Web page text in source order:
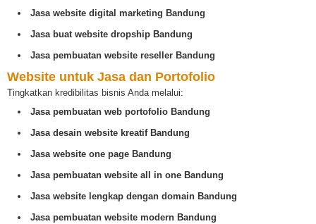
Jasa website digital marketing Bandung
Jasa buat website dropship Bandung
Jasa pembuatan website reseller Bandung
Website untuk Jasa dan Portofolio
Tingkatkan kredibilitas bisnis Anda melalui:
Jasa pembuatan web portofolio Bandung
Jasa desain website kreatif Bandung
Jasa website one page Bandung
Jasa pembuatan website all in one Bandung
Jasa website lengkap dengan domain Bandung
Jasa pembuatan website modern Bandung